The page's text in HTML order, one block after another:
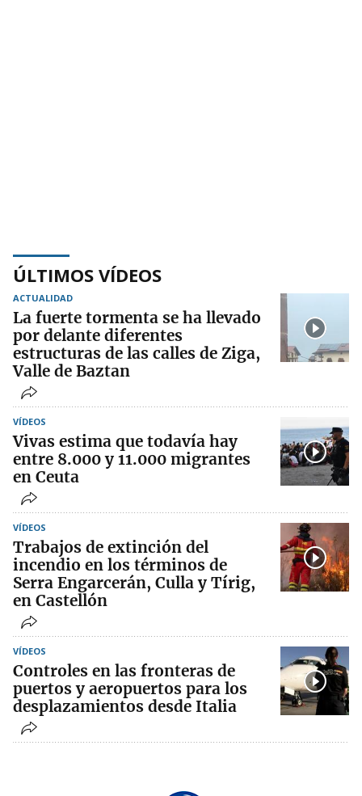
ÚLTIMOS VÍDEOS
ACTUALIDAD
La fuerte tormenta se ha llevado
por delante diferentes
estructuras de las calles de Ziga,
Valle de Baztan
VÍDEOS
Vivas estima que todavía hay
entre 8.000 y 11.000 migrantes
en Ceuta
VÍDEOS
Trabajos de extinción del
incendio en los términos de
Serra Engarcerán, Culla y Tírig,
en Castellón
VÍDEOS
Controles en las fronteras de
puertos y aeropuertos para los
desplazamientos desde Italia